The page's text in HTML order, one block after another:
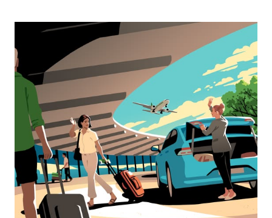
interagir
o
calendário
e
selecionar
uma
data.
Prima
botão
Esc
fechar
o
calendário.